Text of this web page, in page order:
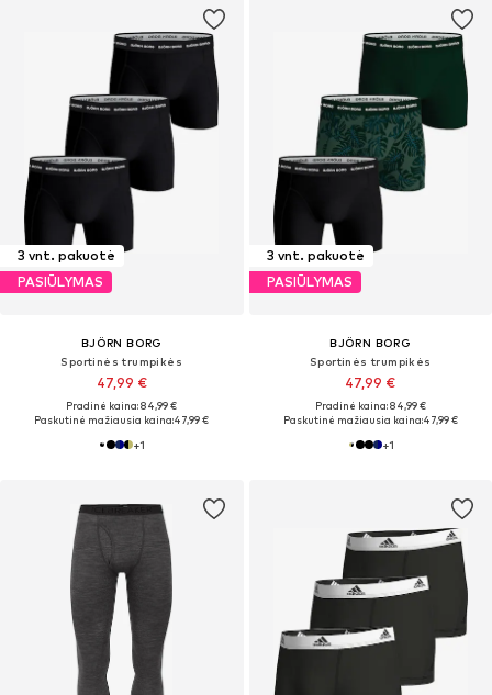
3 vnt. pakuotė
PASIŪLYMAS
BJÖRN BORG
Sportinės trumpikės
47,99 €
Pradinė kaina: 84,99 €
Paskutinė mažiausia kaina:47,99 €
+1
3 vnt. pakuotė
PASIŪLYMAS
BJÖRN BORG
Sportinės trumpikės
47,99 €
Pradinė kaina: 84,99 €
Paskutinė mažiausia kaina:47,99 €
+1